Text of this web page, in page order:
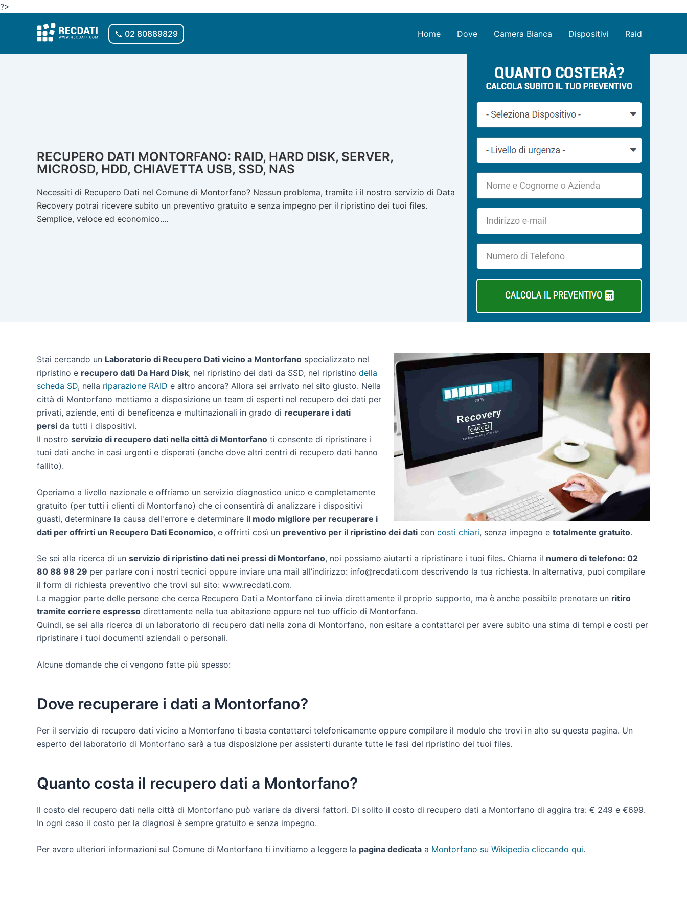
?>
contenuto
📞 02 80889829 Home Dove Camera Bianca Dispositivi Raid
RECUPERO DATI MONTORFANO: RAID, HARD DISK, SERVER,
MICROSD, HDD, CHIAVETTA USB, SSD, NAS
Necessiti di Recupero Dati nel Comune di Montorfano? Nessun problema, tramite i il nostro servizio di Data
Recovery potrai ricevere subito un preventivo gratuito e senza impegno per il ripristino dei tuoi files.
Semplice, veloce ed economico....
Stai cercando un Laboratorio di Recupero Dati vicino a Montorfano specializzato nel
ripristino e recupero dati Da Hard Disk, nel ripristino dei dati da SSD, nel ripristino della
scheda SD, nella riparazione RAID e altro ancora? Allora sei arrivato nel sito giusto. Nella
città di Montorfano mettiamo a disposizione un team di esperti nel recupero dei dati per
privati, aziende, enti di beneficenza e multinazionali in grado di recuperare i dati
persi da tutti i dispositivi.
Il nostro servizio di recupero dati nella città di Montorfano ti consente di ripristinare i
tuoi dati anche in casi urgenti e disperati (anche dove altri centri di recupero dati hanno
fallito).
Operiamo a livello nazionale e offriamo un servizio diagnostico unico e completamente
gratuito (per tutti i clienti di Montorfano) che ci consentirà di analizzare i dispositivi
guasti, determinare la causa dell'errore e determinare il modo migliore per recuperare i
dati per offrirti un Recupero Dati Economico, e offrirti così un preventivo per il ripristino dei dati con costi chiari, senza impegno e totalmente gratuito.
Se sei alla ricerca di un servizio di ripristino dati nei pressi di Montorfano, noi possiamo aiutarti a ripristinare i tuoi files. Chiama il numero di telefono: 02
80 88 98 29 per parlare con i nostri tecnici oppure inviare una mail all’indirizzo: info@recdati.com descrivendo la tua richiesta. In alternativa, puoi compilare
il form di richiesta preventivo che trovi sul sito: www.recdati.com.
La maggior parte delle persone che cerca Recupero Dati a Montorfano ci invia direttamente il proprio supporto, ma è anche possibile prenotare un ritiro
tramite corriere espresso direttamente nella tua abitazione oppure nel tuo ufficio di Montorfano.
Quindi, se sei alla ricerca di un laboratorio di recupero dati nella zona di Montorfano, non esitare a contattarci per avere subito una stima di tempi e costi per
ripristinare i tuoi documenti aziendali o personali.
Alcune domande che ci vengono fatte più spesso:
Dove recuperare i dati a Montorfano?
Per il servizio di recupero dati vicino a Montorfano ti basta contattarci telefonicamente oppure compilare il modulo che trovi in alto su questa pagina. Un
esperto del laboratorio di Montorfano sarà a tua disposizione per assisterti durante tutte le fasi del ripristino dei tuoi files.
Quanto costa il recupero dati a Montorfano?
Il costo del recupero dati nella città di Montorfano può variare da diversi fattori. Di solito il costo di recupero dati a Montorfano di aggira tra: € 249 e €699.
In ogni caso il costo per la diagnosi è sempre gratuito e senza impegno.
Per avere ulteriori informazioni sul Comune di Montorfano ti invitiamo a leggere la pagina dedicata a Montorfano su Wikipedia cliccando qui.